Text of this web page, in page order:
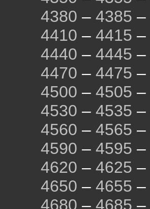
4380 – 4385 –
4410 – 4415 –
4440 – 4445 –
4470 – 4475 –
4500 – 4505 –
4530 – 4535 –
4560 – 4565 –
4590 – 4595 –
4620 – 4625 –
4650 – 4655 –
4680 – 4685 –